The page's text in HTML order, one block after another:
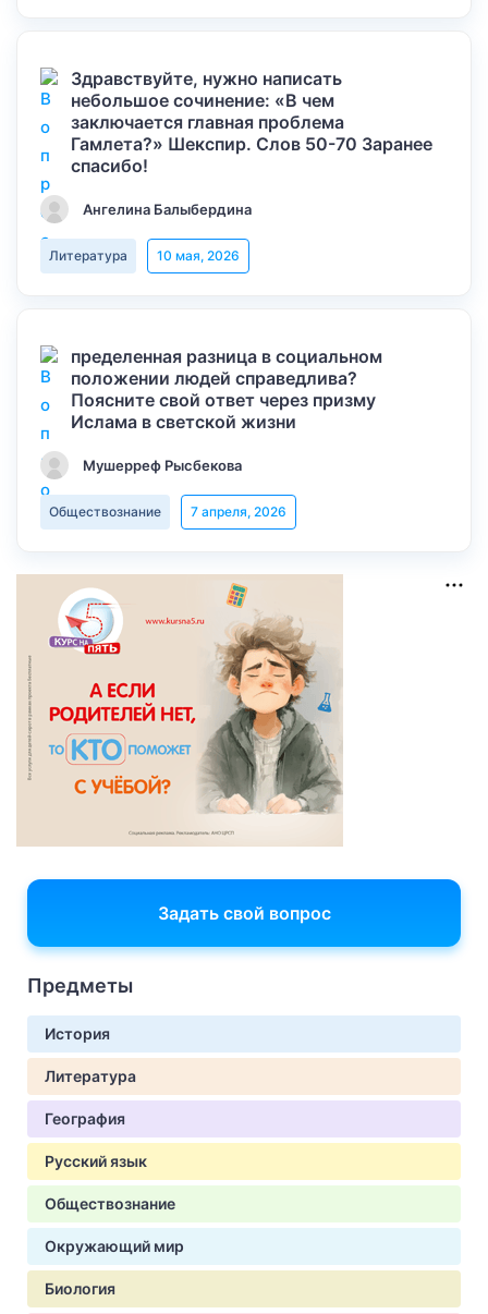
Здравствуйте, нужно написать
небольшое сочинение: «В чем
заключается главная проблема
Гамлета?» Шекспир. Слов 50-70 Заранее
спасибо!
Ангелина Балыбердина
Литература 10 мая, 2026
пределенная разница в социальном
положении людей справедлива?
Поясните свой ответ через призму
Ислама в светской жизни
Мушерреф Рысбекова
Обществознание 7 апреля, 2026
Задать свой вопрос
Предметы
История
Литература
География
Русский язык
Обществознание
Окружающий мир
Биология